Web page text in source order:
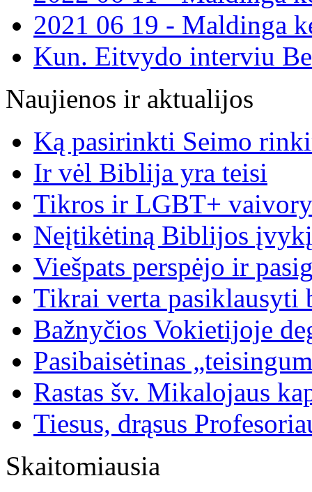
2021 06 19 - Maldinga
Kun. Eitvydo interviu
Naujienos ir aktualijos
Ką pasirinkti Seimo
Ir vėl Biblija yra teisi
Tikros ir LGBT+
Neįtikėtiną Biblijos
Viešpats perspėjo ir
Tikrai verta pasiklausyti
Bažnyčios Vokietijoje
Pasibaisėtinas
Rastas šv. Mikalojaus
Tiesus, drąsus
Skaitomiausia